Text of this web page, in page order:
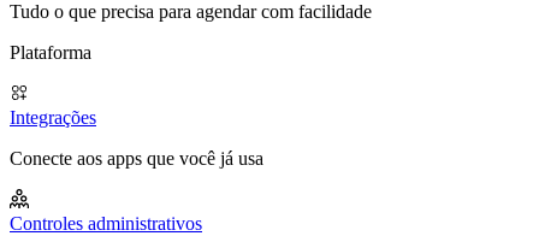
Tudo o que precisa para agendar com facilidade
Plataforma
Integrações
Conecte aos apps que você já usa
Controles administrativos